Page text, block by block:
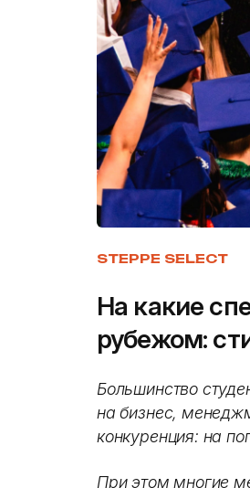
STEPPE SELECT
На какие
рубежом:
Большинство
на бизнес,
конкуренция: на
При этом многие